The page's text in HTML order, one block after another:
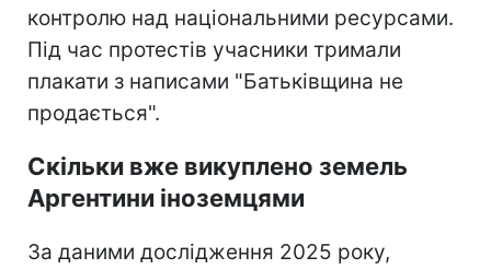
контролю над національними ресурсами.
Під час протестів учасники тримали
плакати з написами "Батьківщина не
продається".
Скільки вже викуплено земель
Аргентини іноземцями
За даними дослідження 2025 року,